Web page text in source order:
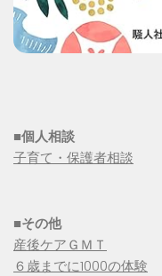
■個人相談
子育て・保護者相談
■その他
産後ケアＧＭＴ
６歳までに1000の体験